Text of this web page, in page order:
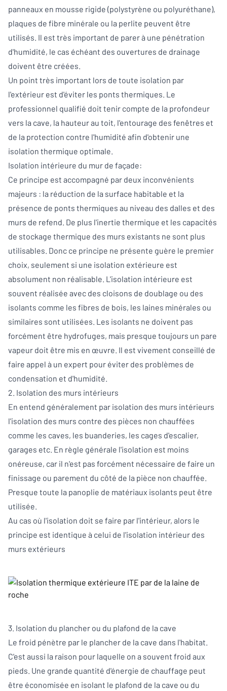
panneaux en mousse rigide (polystyrène ou polyuréthane),
plaques de fibre minérale ou la perlite peuvent être
utilisés. Il est très important de parer à une pénétration
d'humidité, le cas échéant des ouvertures de drainage
doivent être créées.
Un point très important lors de toute isolation par
l'extérieur est d'éviter les ponts thermiques. Le
professionnel qualifié doit tenir compte de la profondeur
vers la cave, la hauteur au toit, l'entourage des fenêtres et
de la protection contre l'humidité afin d'obtenir une
isolation thermique optimale.
Isolation intérieure du mur de façade:
Ce principe est accompagné par deux inconvénients
majeurs : la réduction de la surface habitable et la
présence de ponts thermiques au niveau des dalles et des
murs de refend. De plus l'inertie thermique et les capacités
de stockage thermique des murs existants ne sont plus
utilisables. Donc ce principe ne présente guère le premier
choix, seulement si une isolation extérieure est
absolument non réalisable. L'isolation intérieure est
souvent réalisée avec des cloisons de doublage ou des
isolants comme les fibres de bois, les laines minérales ou
similaires sont utilisées. Les isolants ne doivent pas
forcément être hydrofuges, mais presque toujours un pare
vapeur doit être mis en œuvre. Il est vivement conseillé de
faire appel à un expert pour éviter des problèmes de
condensation et d'humidité.
2. Isolation des murs intérieurs
En entend généralement par isolation des murs intérieurs
l'isolation des murs contre des pièces non chauffées
comme les caves, les buanderies, les cages d'escalier,
garages etc. En règle générale l'isolation est moins
onéreuse, car il n'est pas forcément nécessaire de faire un
finissage ou parement du côté de la pièce non chauffée.
Presque toute la panoplie de matériaux isolants peut être
utilisée.
Au cas où l'isolation doit se faire par l'intérieur, alors le
principe est identique à celui de l'isolation intérieur des
murs extérieurs
3. Isolation du plancher ou du plafond de la cave
Le froid pénètre par le plancher de la cave dans l'habitat.
C'est aussi la raison pour laquelle on a souvent froid aux
pieds. Une grande quantité d'énergie de chauffage peut
être économisée en isolant le plafond de la cave ou du